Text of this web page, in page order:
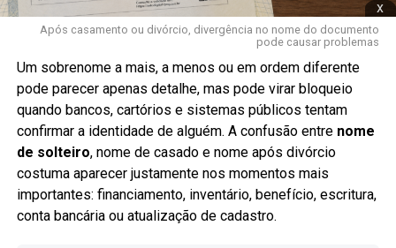
x
Após casamento ou divórcio, divergência no nome do documento
pode causar problemas
Um sobrenome a mais, a menos ou em ordem diferente
pode parecer apenas detalhe, mas pode virar bloqueio
quando bancos, cartórios e sistemas públicos tentam
confirmar a identidade de alguém. A confusão entre nome
de solteiro, nome de casado e nome após divórcio
costuma aparecer justamente nos momentos mais
importantes: financiamento, inventário, benefício, escritura,
conta bancária ou atualização de cadastro.